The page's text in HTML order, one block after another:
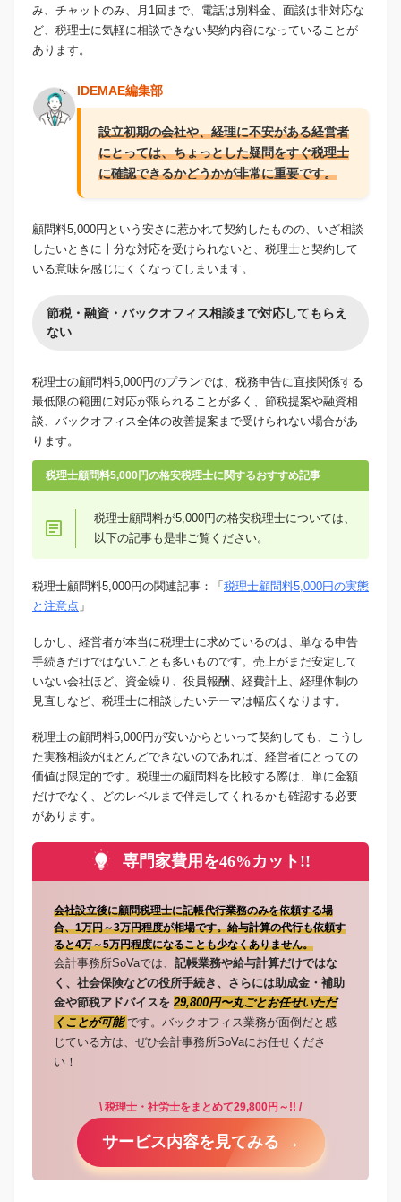
み、チャットのみ、月1回まで、電話は別料金、面談は非対応な
ど、税理士に気軽に相談できない契約内容になっていることが
あります。
IDEMAE編集部
設立初期の会社や、経理に不安がある経営者
にとっては、ちょっとした疑問をすぐ税理士
に確認できるかどうかが非常に重要です。
顧問料5,000円という安さに惹かれて契約したものの、いざ相談
したいときに十分な対応を受けられないと、税理士と契約して
いる意味を感じにくくなってしまいます。
節税・融資・バックオフィス相談まで対応してもらえ
ない
税理士の顧問料5,000円のプランでは、税務申告に直接関係する
最低限の範囲に対応が限られることが多く、節税提案や融資相
談、バックオフィス全体の改善提案まで受けられない場合があ
ります。
税理士顧問料5,000円の格安税理士に関するおすすめ記事
税理士顧問料が5,000円の格安税理士については、
以下の記事も是非ご覧ください。
税理士顧問料5,000円の関連記事：「 税理士顧問料5,000円の実態
と注意点 」
しかし、経営者が本当に税理士に求めているのは、単なる申告
手続きだけではないことも多いものです。売上がまだ安定して
いない会社ほど、資金繰り、役員報酬、経費計上、経理体制の
見直しなど、税理士に相談したいテーマは幅広くなります。
税理士の顧問料5,000円が安いからといって契約しても、こうし
た実務相談がほとんどできないのであれば、経営者にとっての
価値は限定的です。税理士の顧問料を比較する際は、単に金額
だけでなく、どのレベルまで伴走してくれるかも確認する必要
があります。
専門家費用を46%カット!!
会社設立後に顧問税理士に記帳代行業務のみを依頼する場
合、1万円～3万円程度が相場です。給与計算の代行も依頼す
ると4万～5万円程度になることも少なくありません。
会計事務所SoVaでは、 記帳業務や給与計算だけではな
く、社会保険などの役所手続き、さらには助成金・補助
金や節税アドバイスを29,800円〜丸ごとお任せいただ
くことが可能です。バックオフィス業務が面倒だと感
じている方は、ぜひ会計事務所SoVaにお任せくださ
い！
\ 税理士・社労士をまとめて29,800円～!! /
サービス内容を見てみる →